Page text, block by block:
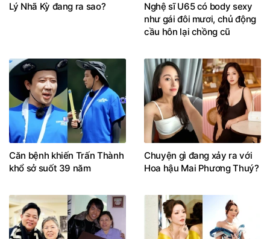
Lý Nhã Kỳ đang ra sao?
Nghệ sĩ U65 có body sexy
như gái đôi mươi, chủ động
cầu hôn lại chồng cũ
Căn bệnh khiến Trấn Thành
khổ sở suốt 39 năm
Chuyện gì đang xảy ra với
Hoa hậu Mai Phương Thuý?